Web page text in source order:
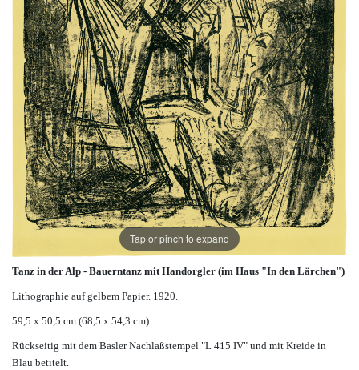
Tap or pinch to expand
Tanz in der Alp - Bauerntanz mit Handorgler (im Haus "In den Lärchen")
Lithographie auf gelbem Papier. 1920.
59,5 x 50,5 cm (68,5 x 54,3 cm).
Rückseitig mit dem Basler Nachlaßstempel "L 415 IV" und mit Kreide in
Blau betitelt.